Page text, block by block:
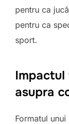
pentru ca
pentru ca
sport.
Impactul
asupra
Formatul